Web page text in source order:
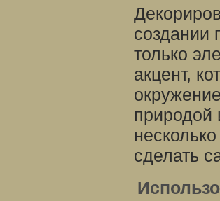
создании
только
акцент,
природой
сделать